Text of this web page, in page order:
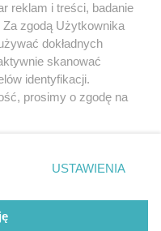
FACEBOOK KONTAKT
Muzyka i kultura
Archiwum wydarzeń
Zdjęcia miasta
reklam i treści, badanie
Za zgodą Użytkownika
dokładnych
skanować
identyfikacji.
prosimy o zgodę na
strony
. Niektóre
zastosowania tylko
USTAWIENIA